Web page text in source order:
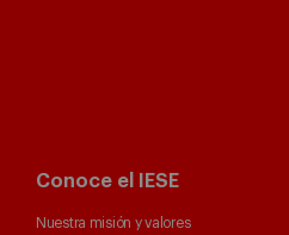
Conoce el IESE
Nuestra misión y valores